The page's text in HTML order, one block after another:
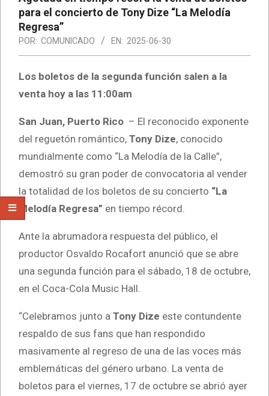
para el concierto de Tony Dize “La Melodía
Regresa”
POR: COMUNICADO EN: 2025-06-30
Los boletos de la segunda función salen a la
venta hoy a las 11:00am
San Juan, Puerto Rico – El reconocido exponente
del reguetón romántico, Tony Dize, conocido
mundialmente como “La Melodía de la Calle”,
demostró su gran poder de convocatoria al vender
la totalidad de los boletos de su concierto “La
Melodía Regresa” en tiempo récord.
Ante la abrumadora respuesta del público, el
productor Osvaldo Rocafort anunció que se abre
una segunda función para el sábado, 18 de octubre,
en el Coca-Cola Music Hall.
“Celebramos junto a Tony Dize este contundente
respaldo de sus fans que han respondido
masivamente al regreso de una de las voces más
emblemáticas del género urbano. La venta de
boletos para el viernes, 17 de octubre se abrió ayer